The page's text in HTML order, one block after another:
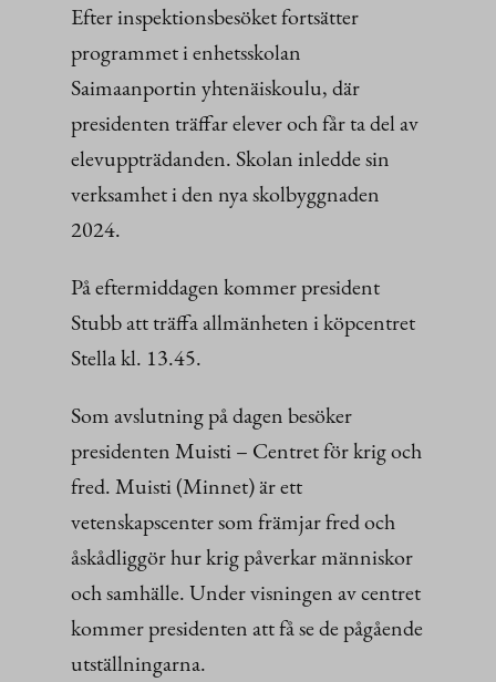
Efter inspektionsbesöket fortsätter
programmet i enhetsskolan
Saimaanportin yhtenäiskoulu, där
presidenten träffar elever och får ta del av
elevuppträdanden. Skolan inledde sin
verksamhet i den nya skolbyggnaden
2024.
På eftermiddagen kommer president
Stubb att träffa allmänheten i köpcentret
Stella kl. 13.45.
Som avslutning på dagen besöker
presidenten Muisti – Centret för krig och
fred. Muisti (Minnet) är ett
vetenskapscenter som främjar fred och
åskådliggör hur krig påverkar människor
och samhälle. Under visningen av centret
kommer presidenten att få se de pågående
utställningarna.